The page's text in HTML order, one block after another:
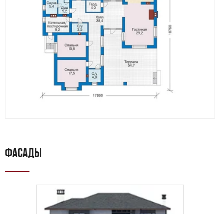
ФАСАДЫ